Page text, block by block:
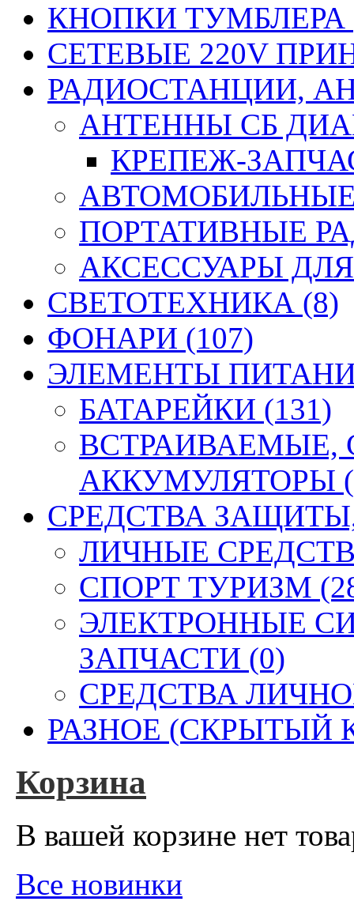
КНОПКИ ТУМБЛЕРА
СЕТЕВЫЕ 220V
РАДИОСТАНЦИИ,
АНТЕННЫ CБ
КРЕПЕЖ-
ПОРТАТИВНЫЕ
АКСЕССУАРЫ
СВЕТОТЕХНИКА (8)
ФОНАРИ (107)
ЭЛЕМЕНТЫ
БАТАРЕЙКИ (131)
ВСТРАИВАЕМЫЕ,
АККУМУЛЯТОРЫ
СРЕДСТВА
ЛИЧНЫЕ
СПОРТ ТУРИЗМ
ЭЛЕКТРОННЫЕ
ЗАПЧАСТИ (0)
СРЕДСТВА
РАЗНОЕ (СКРЫТЫЙ
Корзина
В вашей корзине нет
Все новинки